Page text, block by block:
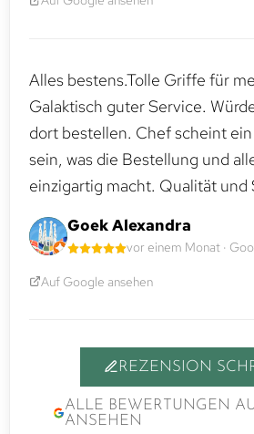
Alles bestens.Tolle Griffe für
Galaktisch guter Service.
dort bestellen. Chef scheint
sein, was die Bestellung und
einzigartig macht. Qualität und
Goek Alexandra
vor einem Monat ·
Auf Google ansehen
REZENSION
ALLE BEWERTUNGEN
ANSEHEN